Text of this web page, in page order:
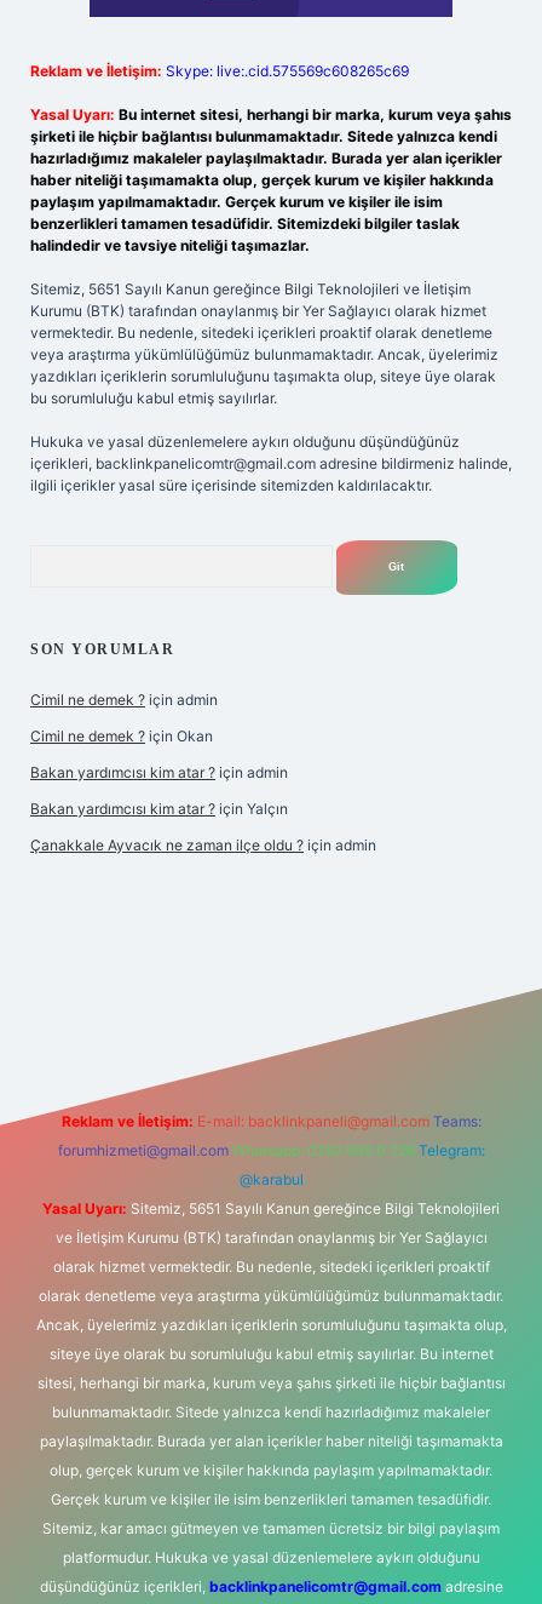
Reklam ve İletişim: Skype: live:.cid.575569c608265c69
Yasal Uyarı: Bu internet sitesi, herhangi bir marka, kurum veya şahıs
şirketi ile hiçbir bağlantısı bulunmamaktadır. Sitede yalnızca kendi
hazırladığımız makaleler paylaşılmaktadır. Burada yer alan içerikler
haber niteliği taşımamakta olup, gerçek kurum ve kişiler hakkında
paylaşım yapılmamaktadır. Gerçek kurum ve kişiler ile isim
benzerlikleri tamamen tesadüfidir. Sitemizdeki bilgiler taslak
halindedir ve tavsiye niteliği taşımazlar.
Sitemiz, 5651 Sayılı Kanun gereğince Bilgi Teknolojileri ve İletişim
Kurumu (BTK) tarafından onaylanmış bir Yer Sağlayıcı olarak hizmet
vermektedir. Bu nedenle, sitedeki içerikleri proaktif olarak denetleme
veya araştırma yükümlülüğümüz bulunmamaktadır. Ancak, üyelerimiz
yazdıkları içeriklerin sorumluluğunu taşımakta olup, siteye üye olarak
bu sorumluluğu kabul etmiş sayılırlar.
Hukuka ve yasal düzenlemelere aykırı olduğunu düşündüğünüz
içerikleri, backlinkpanelicomtr@gmail.com adresine bildirmeniz halinde,
ilgili içerikler yasal süre içerisinde sitemizden kaldırılacaktır.
SON YORUMLAR
Cimil ne demek ? için admin
Cimil ne demek ? için Okan
Bakan yardımcısı kim atar ? için admin
Bakan yardımcısı kim atar ? için Yalçın
Çanakkale Ayvacık ne zaman ilçe oldu ? için admin
Reklam ve İletişim: E-mail: backlinkpaneli@gmail.com Teams:
forumhizmeti@gmail.com Whatsapp: 0262 606 0 726 Telegram:
@karabul
Yasal Uyarı: Sitemiz, 5651 Sayılı Kanun gereğince Bilgi Teknolojileri
ve İletişim Kurumu (BTK) tarafından onaylanmış bir Yer Sağlayıcı
olarak hizmet vermektedir. Bu nedenle, sitedeki içerikleri proaktif
olarak denetleme veya araştırma yükümlülüğümüz bulunmamaktadır.
Ancak, üyelerimiz yazdıkları içeriklerin sorumluluğunu taşımakta olup,
siteye üye olarak bu sorumluluğu kabul etmiş sayılırlar. Bu internet
sitesi, herhangi bir marka, kurum veya şahıs şirketi ile hiçbir bağlantısı
bulunmamaktadır. Sitede yalnızca kendi hazırladığımız makaleler
paylaşılmaktadır. Burada yer alan içerikler haber niteliği taşımamakta
olup, gerçek kurum ve kişiler hakkında paylaşım yapılmamaktadır.
Gerçek kurum ve kişiler ile isim benzerlikleri tamamen tesadüfidir.
Sitemiz, kar amacı gütmeyen ve tamamen ücretsiz bir bilgi paylaşım
platformudur. Hukuka ve yasal düzenlemelere aykırı olduğunu
düşündüğünüz içerikleri, backlinkpanelicomtr@gmail.comadresine